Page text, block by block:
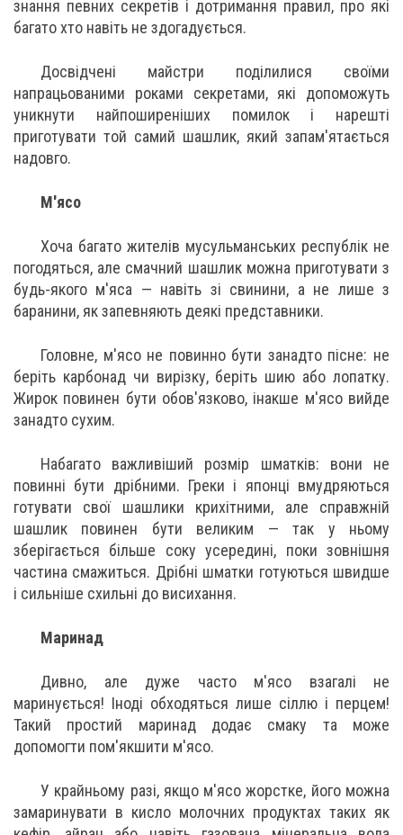
знання певних секретів і дотримання правил, про які
багато хто навіть не здогадується.
Досвідчені майстри поділилися своїми
напрацьованими роками секретами, які допоможуть
уникнути найпоширеніших помилок і нарешті
приготувати той самий шашлик, який запам'ятається
надовго.
М'ясо
Хоча багато жителів мусульманських республік не
погодяться, але смачний шашлик можна приготувати з
будь-якого м'яса — навіть зі свинини, а не лише з
баранини, як запевняють деякі представники.
Головне, м'ясо не повинно бути занадто пісне: не
беріть карбонад чи вирізку, беріть шию або лопатку.
Жирок повинен бути обов'язково, інакше м'ясо вийде
занадто сухим.
Набагато важливіший розмір шматків: вони не
повинні бути дрібними. Греки і японці вмудряються
готувати свої шашлики крихітними, але справжній
шашлик повинен бути великим — так у ньому
зберігається більше соку усередині, поки зовнішня
частина смажиться. Дрібні шматки готуються швидше
і сильніше схильні до висихання.
Маринад
Дивно, але дуже часто м'ясо взагалі не
маринується! Іноді обходяться лише сіллю і перцем!
Такий простий маринад додає смаку та може
допомогти пом'якшити м'ясо.
У крайньому разі, якщо м'ясо жорстке, його можна
замаринувати в кисло молочних продуктах таких як